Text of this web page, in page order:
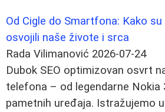
Od Cigle do Smartfona: Kako
osvojili naše živote i srca
Rada Vilimanović 2026-07-24
Dubok SEO optimizovan osvrt
telefona – od legendarne Nokia
pametnih uređaja. Istražujemo